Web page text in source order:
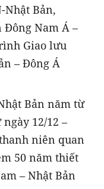
Nhật Bản,
Nam Á –
Giao lưu
– Đông Á
Bản năm từ
12/12 –
niên quan
50 năm thiết
– Nhật Bản